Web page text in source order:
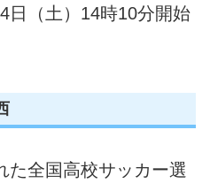
日（土）14時10分開始
た全国高校サッカー選